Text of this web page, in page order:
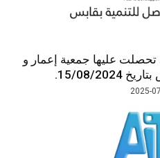
تحصلت عليها جمعية إعمار و
08/2024.